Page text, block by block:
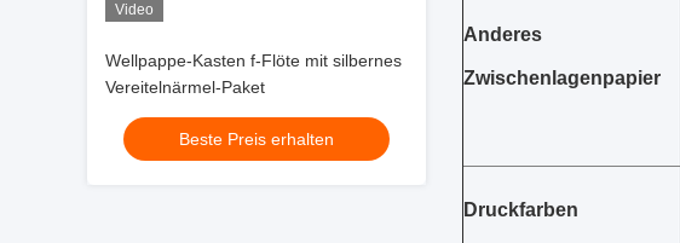
Video
Wellpappe-Kasten f-Flöte mit silbernes
Vereitelnärmel-Paket
Beste Preis erhalten
Anderes
Zwischenlagenpapier
Druckfarben